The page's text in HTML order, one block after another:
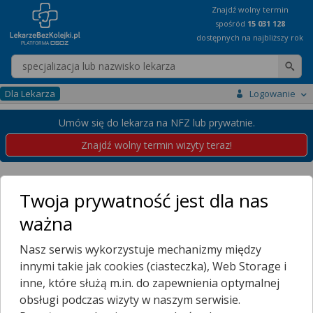
Znajdź wolny termin
spośród 15 031 128
dostępnych na najbliższy rok
Wpisz nazwę lekarza
Dla Lekarza Logowanie
Umów się do lekarza na NFZ lub prywatnie.
Znajdź wolny termin wizyty teraz!
Placówki
Przychodnie w województwie
pomorskim
Wybierz miejscowość
BRUSY
BYTÓW
CHOJNICE
Twoja prywatność jest dla nas
ważna
Nasz serwis wykorzystuje mechanizmy między
innymi takie jak cookies (ciasteczka), Web Storage i
inne, które służą m.in. do zapewnienia optymalnej
obsługi podczas wizyty w naszym serwisie.